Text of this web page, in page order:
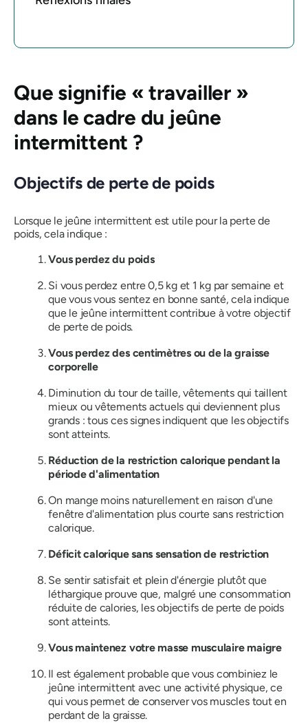
Que signifie « travailler »
dans le cadre du jeûne
intermittent ?
Objectifs de perte de poids
Lorsque le jeûne intermittent est utile pour la perte de
poids, cela indique :
Vous perdez du poids
Si vous perdez entre 0,5 kg et 1 kg par semaine et
que vous vous sentez en bonne santé, cela indique
que le jeûne intermittent contribue à votre objectif
de perte de poids.
Vous perdez des centimètres ou de la graisse
corporelle
Diminution du tour de taille, vêtements qui taillent
mieux ou vêtements actuels qui deviennent plus
grands : tous ces signes indiquent que les objectifs
sont atteints.
Réduction de la restriction calorique pendant la
période d'alimentation
On mange moins naturellement en raison d'une
fenêtre d'alimentation plus courte sans restriction
calorique.
Déficit calorique sans sensation de restriction
Se sentir satisfait et plein d'énergie plutôt que
léthargique prouve que, malgré une consommation
réduite de calories, les objectifs de perte de poids
sont atteints.
Vous maintenez votre masse musculaire maigre
Il est également probable que vous combiniez le
jeûne intermittent avec une activité physique, ce
qui vous permet de conserver vos muscles tout en
perdant de la graisse.